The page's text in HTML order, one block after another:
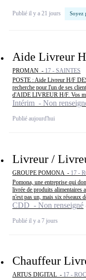
Publié il y a 21 jours Soyez
Aide Livreur
PROMAN - 17 - SAINTES
POSTE : Aide Livreur H/F
recherche pour l'un de ses
d'AIDE LIVREUR H/F. Vos
Intérim - Non
Publié aujourd'hui
Livreur /
GROUPE POMONA - 17 -
Pomona, une entreprise qui
livrée de produits alimentaires
n'est pas un, mais six réseaux
CDD - Non renseigné
Publié il y a 7 jours
Chauffeur
ARTUS DIGITAL - 17 -